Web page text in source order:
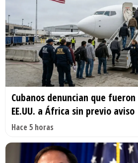
Cubanos denuncian que
EE.UU. a África sin previo aviso
Hace 5 horas